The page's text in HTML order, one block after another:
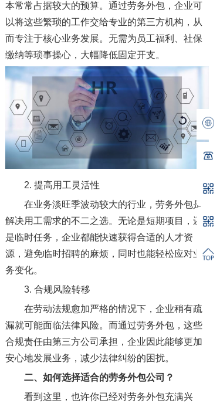
本常常占据较大的预算。通过劳务外包，企业可
以将这些繁琐的工作交给专业的第三方机构，从
而专注于核心业务发展。无需为员工福利、社保
缴纳等琐事操心，大幅降低固定开支。
2. 提高用工灵活性
在业务淡旺季波动较大的行业，劳务外包是
解决用工需求的不二之选。无论是短期项目，还
是临时任务，企业都能快速获得合适的人才资
源，避免临时招聘的麻烦，同时也能轻松应对业
务变化。
3. 合规风险转移
在劳动法规愈加严格的情况下，企业稍有疏
漏就可能面临法律风险。而通过劳务外包，这些
合规责任由第三方公司承担，企业因此能够更加
安心地发展业务，减少法律纠纷的困扰。
二、如何选择适合的劳务外包公司？
看到这里，也许你已经对劳务外包充满兴